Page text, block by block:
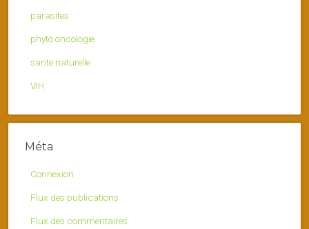
parasites
phyto oncologie
sante naturelle
VIH
Méta
Connexion
Flux des publications
Flux des commentaires